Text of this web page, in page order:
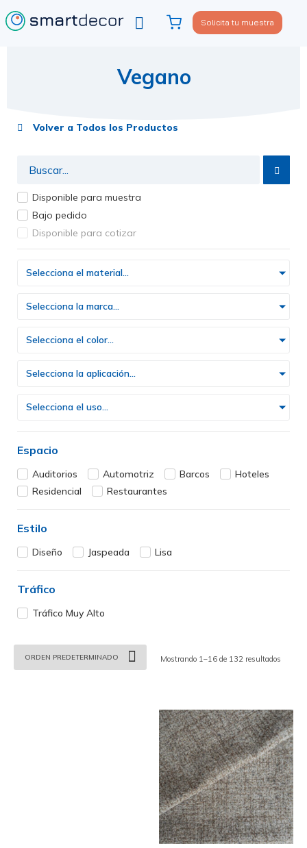
Solicita tu muestra
Vegano
Volver a Todos los Productos
Disponible para muestra
Bajo pedido
Disponible para cotizar
Selecciona el material...
Selecciona la marca...
Selecciona el color...
Selecciona la aplicación...
Selecciona el uso...
Espacio
Auditorios Automotriz Barcos
Hoteles
Residencial
Restaurantes
Estilo
Diseño Jaspeada Lisa
Tráfico
Tráfico Muy Alto
Mostrando 1–16 de 132 resultados